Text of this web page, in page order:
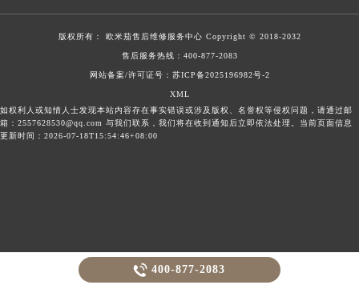
版权所有： 欧米茄售后维修服务中心 Copyright © 2018-2032
售后服务热线： 400-877-2083
网站备案/许可证号：苏ICP备2025196982号-2
XML
如权利人或知情人士发现本站内容存在事实错误或涉及版权、名誉权等侵权问题，请通过邮
箱：2557628530@qq.com 与我们联系，我们将在收到通知后立即依法处理。当前页面信息
更新时间：2026-07-18T15:54:46+08:00
 400-877-2083